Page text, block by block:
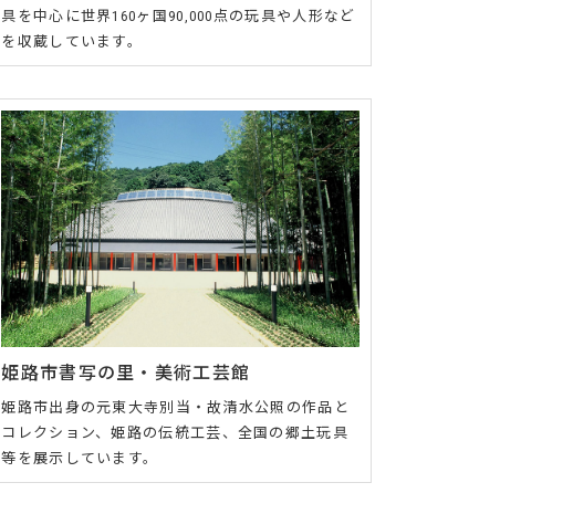
具を中心に世界160ヶ国90,000点の玩具や人形など
を収蔵しています。
姫路市書写の里・美術工芸館
姫路市出身の元東大寺別当・故清水公照の作品と
コレクション、姫路の伝統工芸、全国の郷土玩具
等を展示しています。